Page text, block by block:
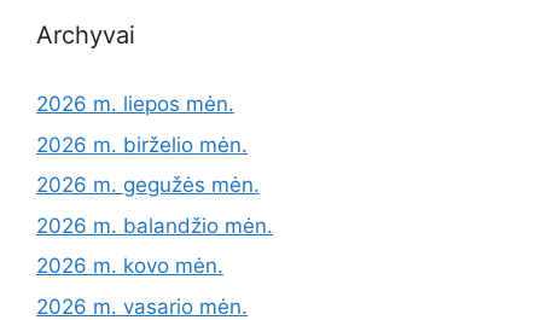
Archyvai
2026 m. liepos mėn.
2026 m. birželio mėn.
2026 m. gegužės mėn.
2026 m. balandžio mėn.
2026 m. kovo mėn.
2026 m. vasario mėn.